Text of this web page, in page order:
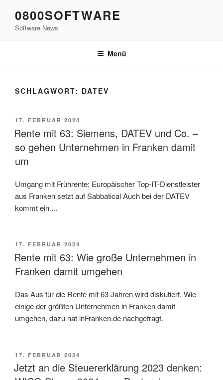
Inhalt
springen
0800SOFTWARE
Software News
Menü
SCHLAGWORT: DATEV
VERÖFFENTLICHT
AM
17. FEBRUAR 2024
Rente mit 63: Siemens, DATEV und Co. –
so gehen Unternehmen in Franken damit
um
Umgang mit Frührente: Europäischer Top-IT-Dienstleister
aus Franken setzt auf Sabbatical Auch bei der DATEV
kommt ein ...
VERÖFFENTLICHT
AM
17. FEBRUAR 2024
Rente mit 63: Wie große Unternehmen in
Franken damit umgehen
Das Aus für die Rente mit 63 Jahren wird diskutiert. Wie
einige der größten Unternehmen in Franken damit
umgehen, dazu hat inFranken.de nachgefragt.
VERÖFFENTLICHT
AM
17. FEBRUAR 2024
Jetzt an die Steuererklärung 2023 denken: